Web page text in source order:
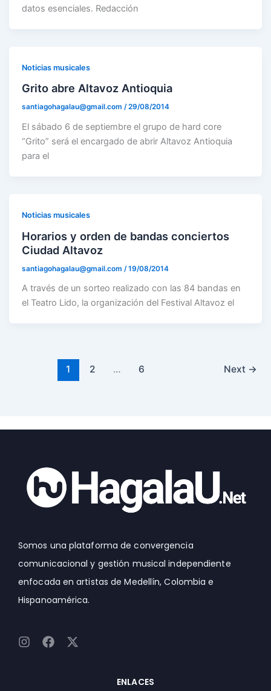
datos esenciales. Redacción
Noticias musicales
Grito abre Altavoz Antioquia
santiagohagalau@gmail.com/29/08/2014
El sábado 6 de septiembre el grupo de hard core
“Grito” será el encargado de abrir Altavoz Antioquia
para el
Noticias musicales
Horarios y orden de bandas conciertos
Ciudad Altavoz
santiagohagalau@gmail.com /19/08/2014
A través de un sorteo realizado con las 84 bandas en
el Teatro Lido, la organización del Festival Altavoz el
1 2 … 6 Next →
Somos una plataforma de convergencia
comunicacional y gestión musical independiente
enfocada en artistas de Medellín, Colombia e
Hispanoamérica.
I
F
X
ENLACES